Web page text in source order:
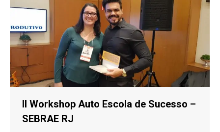
II Workshop Auto Escola de Sucesso –
SEBRAE RJ